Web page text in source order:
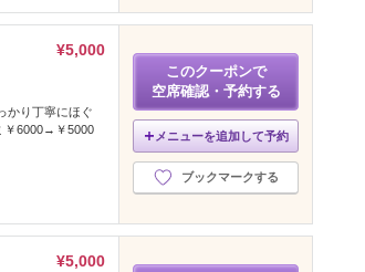
¥5,000
かり丁寧にほぐ
￥6000→￥5000
このクーポンで
空席確認・予約する
メニューを追加して予約
ブックマークする
¥5,000